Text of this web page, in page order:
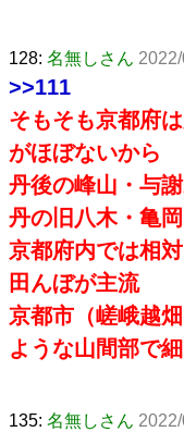
128: 名無しさん
>>111
そもそも京都府
がほぼないから
丹後の峰山・与
丹の旧八木・亀
京都府内では相
田んぼが主流
京都市（嵯峨越
ような山間部で
135: 名無しさん